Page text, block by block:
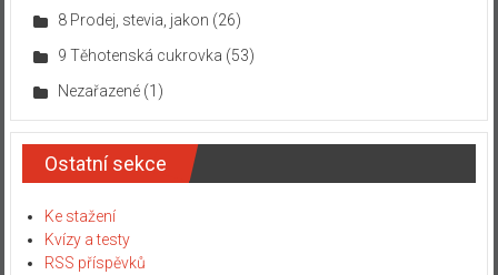
8 Prodej, stevia, jakon (26)
9 Těhotenská cukrovka (53)
Nezařazené(1)
Ostatní sekce
Ke stažení
Kvízy a testy
RSS příspěvků